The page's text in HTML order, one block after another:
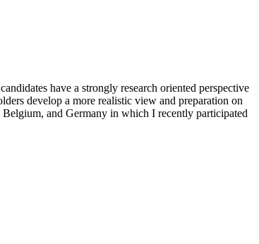
have a strongly research oriented perspective
develop a more realistic view and preparation on
and Germany in which I recently participated